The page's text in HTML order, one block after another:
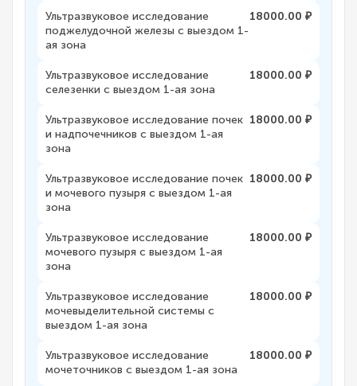
Ультразвуковое исследование
поджелудочной железы с выездом 1-
ая зона
18000.00 ₽
Ультразвуковое исследование
селезенки с выездом 1-ая зона
18000.00 ₽
Ультразвуковое исследование почек
и надпочечников с выездом 1-ая
зона
18000.00 ₽
Ультразвуковое исследование почек
и мочевого пузыря с выездом 1-ая
зона
18000.00 ₽
Ультразвуковое исследование
мочевого пузыря с выездом 1-ая
зона
18000.00 ₽
Ультразвуковое исследование
мочевыделительной системы с
выездом 1-ая зона
18000.00 ₽
Ультразвуковое исследование
мочеточников с выездом 1-ая зона
18000.00 ₽